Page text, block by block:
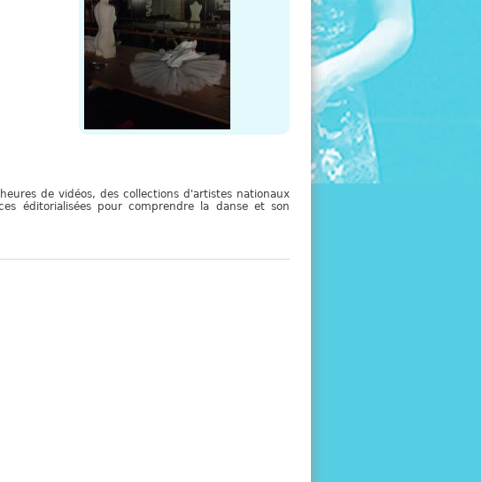
e
de vidéos, des collections d'artistes nationaux
éditorialisées pour comprendre la danse et son